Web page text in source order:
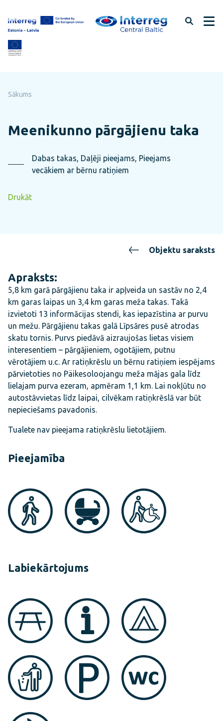
uz
lapas
saturu
Sākums
Meenikunno pārgājienu taka
Dabas takas, Daļēji pieejams, Pieejams
vecākiem ar bērnu ratiņiem
Drukāt
Objektu saraksts
Apraksts:
5,8 km garā pārgājienu taka ir apļveida un sastāv no 2,4
km garas laipas un 3,4 km garas meža takas. Takā
izvietoti 13 informācijas stendi, kas iepazīstina ar purvu
un mežu. Pārgājienu takas galā Līpsāres pusē atrodas
skatu tornis. Purvs piedāvā aizraujošas lietas visiem
interesentiem – pārgājieniem, ogotājiem, putnu
vērotājiem u.c. Ar ratiņkrēslu un bērnu ratiņiem iespējams
pārvietoties no Päikesoloojangu meža mājas gala līdz
lielajam purva ezeram, apmēram 1,1 km. Lai nokļūtu no
autostāvvietas līdz laipai, cilvēkam ratiņkrēslā var būt
nepieciešams pavadonis.
Tualete nav pieejama ratiņkrēslu lietotājiem.
Pieejamība
Labiekārtojums